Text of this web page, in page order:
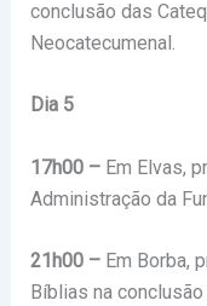
conclusão das
Neocatecumenal.
Dia 5
17h00 –Em Elvas,
Administração da
21h00 –Em Borba,
Bíblias na